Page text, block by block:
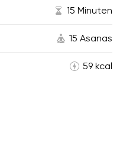
15 Minuten
15 Asanas
59 kcal